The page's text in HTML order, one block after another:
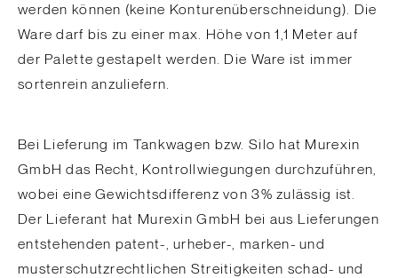
werden können (keine Konturenüberschneidung). Die
Ware darf bis zu einer max. Höhe von 1,1 Meter auf
der Palette gestapelt werden. Die Ware ist immer
sortenrein anzuliefern.
Bei Lieferung im Tankwagen bzw. Silo hat Murexin
GmbH das Recht, Kontrollwiegungen durchzuführen,
wobei eine Gewichtsdifferenz von 3% zulässig ist.
Der Lieferant hat Murexin GmbH bei aus Lieferungen
entstehenden patent-, urheber-, marken- und
musterschutzrechtlichen Streitigkeiten schad- und